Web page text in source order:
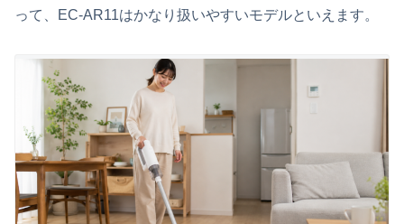
って、EC-AR11はかなり扱いやすいモデルといえます。